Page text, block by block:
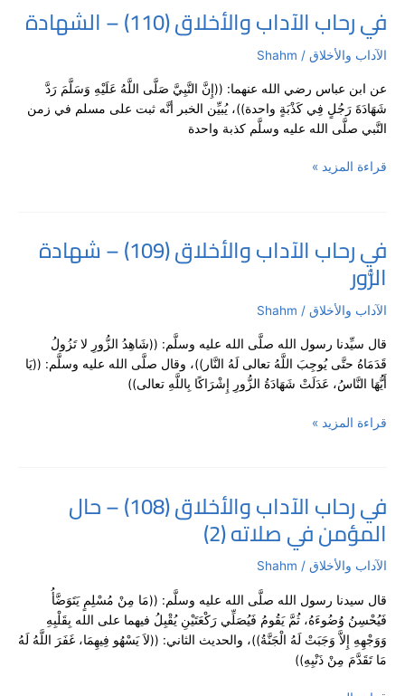
في رحاب الآداب والأخلاق (110) – الشهادة
الآداب والأخلاق /
Shahm
عن ابن عباس رضي الله عنهما: ((إِنَّ النَّبِيَّ صَلَّى اللَّهُ عَلَيْهِ وَسَلَّمَ رَدَّ
شَهَادَةَ رَجُلٍ فِي كَذْبَةٍ واحدة))، يُبيِّن الخبر أنَّه ثبت على مسلم في زمن
النَّبي صلَّى الله عليه وسلَّم كذبة واحدة
في
رحاب
الآداب
(110)
–
الشهادة
قراءة المزيد »
في رحاب الآداب والأخلاق (109) – شهادة
الزُّور
الآداب والأخلاق /
Shahm
قال سيِّدنا رسول الله صلَّى الله عليه وسلَّم: ((شَاهِدُ الزُّورِ لا تَزُولُ
قَدَمَاهُ حتَّى يُوجِبَ اللَّهُ تعالى لَهُ النَّار))، وقال صلَّى الله عليه وسلَّم: ((يَا
أَيُّهَا النَّاسُ، عَدَلَتْ شَهَادَةُ الزُّورِ إِشْرَاكًا بِاللَّهِ تعالى))
في
رحاب
الآداب
والأخلاق
–
شهادة
الزُّور
قراءة المزيد »
في رحاب الآداب والأخلاق (108) – حال
المؤمن في صلاته (2)
الآداب والأخلاق /
Shahm
قال سيدنا رسول الله صلَّى الله عليه وسلَّم: ((مَا مِنْ مُسْلِمٍ يَتَوَضَّأُ
فَيُحْسِنُ وُضُوءَهُ، ثُمَّ يَقُومُ فَيُصَلِّي رَكْعَتَيْنِ يُقْبِلُ فيهما على الله بِقَلْبِهِ
وَوَجْهِهِ إِلاَّ وَجَبَتْ لَهُ الْجَنَّةُ))، والحديث الثاني: ((لاَ يَسْهُو فِيهِمَا، غَفَرَ اللَّهُ لَهُ
مَا تَقَدَّمَ مِنْ ذَنْبِهِ))
في
رحاب
الآداب
والأخلاق
–
حال
المؤمن
في